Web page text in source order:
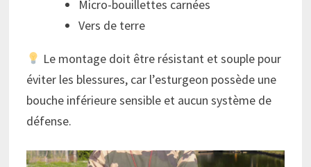
Micro-bouillettes carnées
Vers de terre
Le montage doit être résistant et souple pour
éviter les blessures, car l’esturgeon possède une
bouche inférieure sensible et aucun système de
défense.